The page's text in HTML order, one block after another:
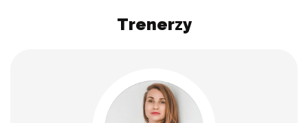
Trenerzy